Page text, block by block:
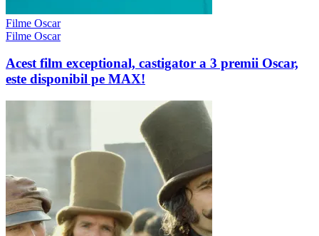
Filme Oscar
Filme Oscar
Acest film exceptional, castigator a 3 premii Oscar,
este disponibil pe MAX!